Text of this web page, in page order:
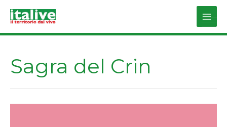
Main
Sagra del Crin